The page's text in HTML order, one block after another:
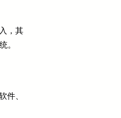
，其
。
件、